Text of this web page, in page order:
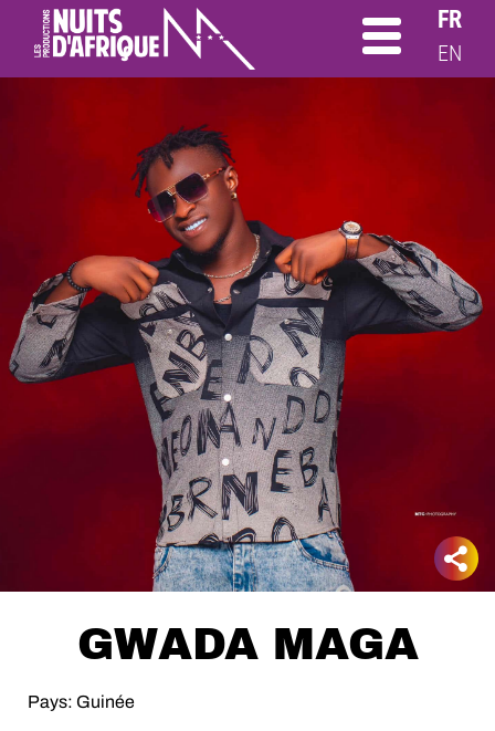
FR
EN
GWADA MAGA
Pays: Guinée